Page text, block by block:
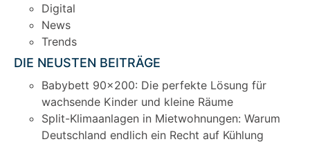
Digital
News
Trends
DIE NEUSTEN BEITRÄGE
Babybett 90×200: Die perfekte Lösung für
wachsende Kinder und kleine Räume
Split-Klimaanlagen in Mietwohnungen: Warum
Deutschland endlich ein Recht auf Kühlung